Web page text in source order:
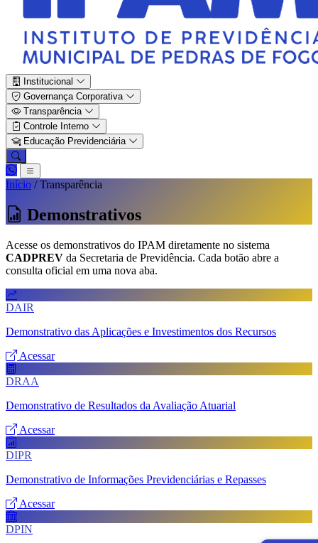
Institucional
Governança Corporativa
Transparência
Controle Interno
Educação Previdenciária
Início /Transparência
Demonstrativos
Acesse os demonstrativos do IPAM diretamente no sistema
CADPREV da Secretaria de Previdência. Cada botão abre a
consulta oficial em uma nova aba.
DAIR
Demonstrativo das Aplicações e Investimentos dos Recursos
Acessar
DRAA
Demonstrativo de Resultados da Avaliação Atuarial
Acessar
DIPR
Demonstrativo de Informações Previdenciárias e Repasses
Acessar
DPIN